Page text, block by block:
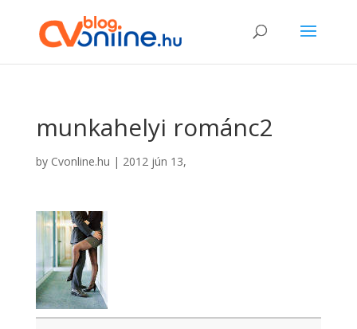
munkahelyi románc2
by Cvonline.hu | 2012 jún 13,